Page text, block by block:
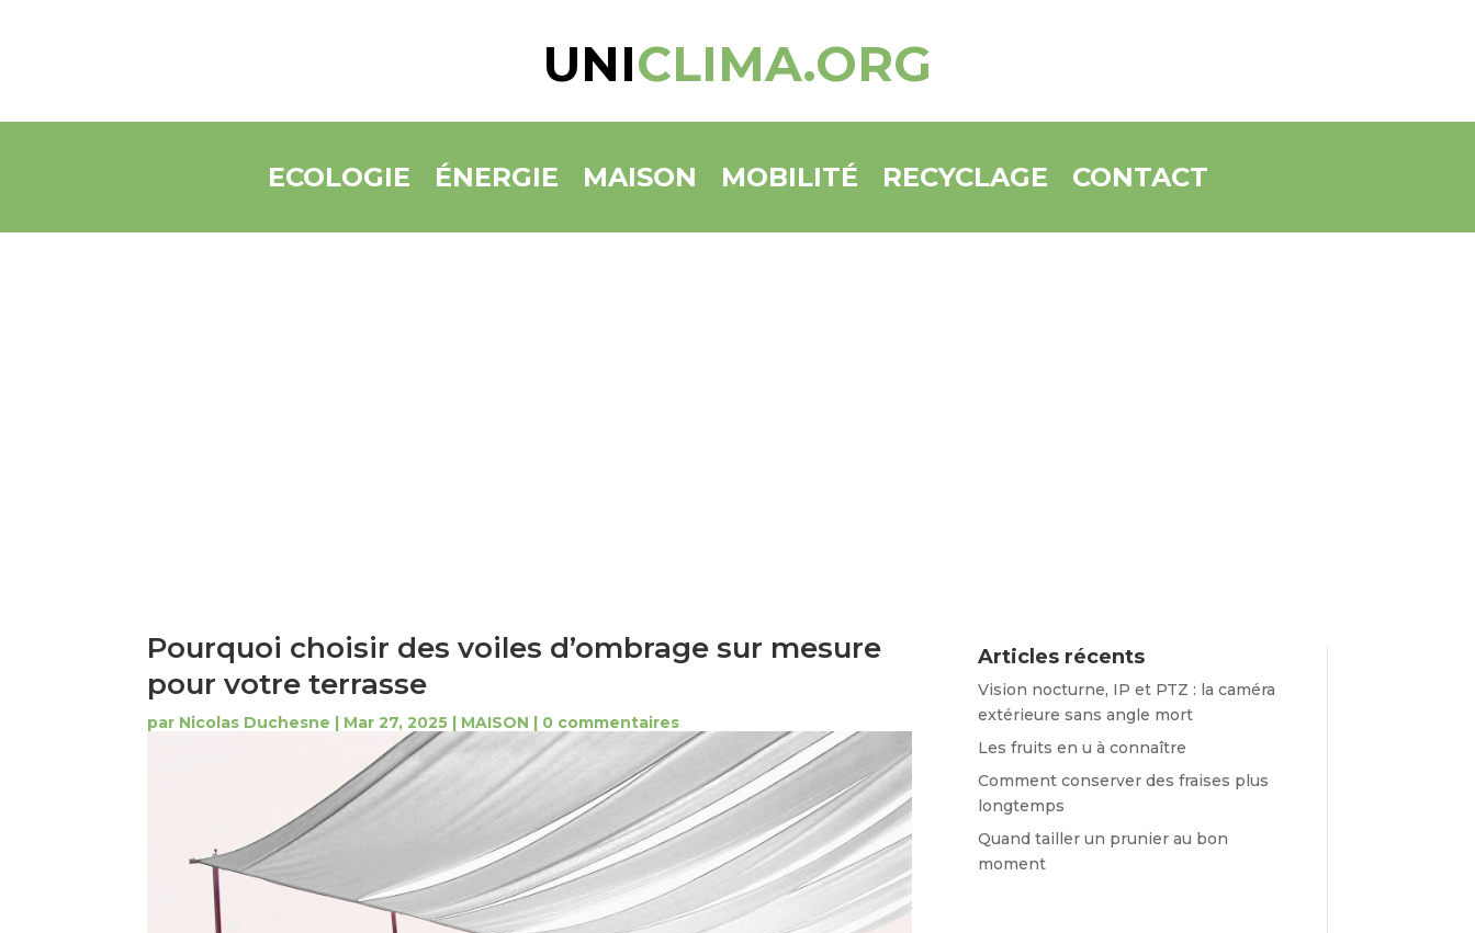
UNICLIMA.ORG
ECOLOGIE ÉNERGIE MAISON MOBILITÉ RECYCLAGE CONTACT
Pourquoi choisir des voiles d’ombrage sur mesure
pour votre terrasse
par Nicolas Duchesne Mar 27, 2025 MAISON 0 commentaires
Articles récents
Vision nocturne, IP et PTZ : la caméra
extérieure sans angle mort
Les fruits en u à connaître
Comment conserver des fraises plus
longtemps
Quand tailler un prunier au bon
moment